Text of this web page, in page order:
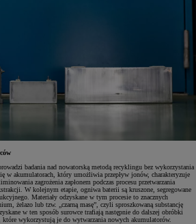
badania nad nowatorską metodą recyklingu bez wykorzystania
w akumulatorach, który umożliwia przepływ jonów, charakteryzuje
zagrożenia zapłonem podczas procesu przetwarzania
W kolejnym etapie, ogniwa baterii są kruszone, segregowane
Materiały odzyskane w tym procesie to znacznych
żelazo lub tzw. „czarną masę”, czyli sproszkowaną substancję
w ten sposób surowce trafiają następnie do dalszej obróbki
które wykorzystują je do wytwarzania nowych akumulatorów.